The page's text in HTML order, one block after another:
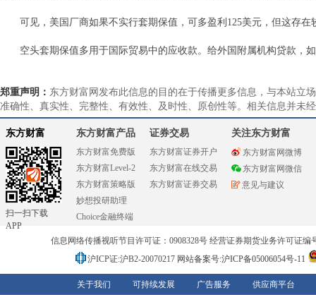
可见，美国厂商如果不实行套期保值，可多盈利125美元，但这存
空头套期保值多用于国际贸易中的应收款。给外国附属机构贷款，
郑重声明： 东方财富网发布此信息的目的在于传播更多信息，与本站立
准确性、真实性、完整性、有效性、及时性、原创性等。相关信息并未
东方财富
扫一扫下载
APP
东方财富产品
东方财富免费版
东方财富Level-2
东方财富策略版
妙想投研助理
Choice金融终端
证券交易
东方财富证券开户
东方财富在线交易
东方财富证券交易
关注东方财富
东方财富网微博
东方财富网微信
意见与建议
信息网络传播视听节目许可证：0908328号 经营证券期货业务许可证编
沪ICP证:沪B2-20070217 网站备案号:沪ICP备05006054号-11
关于我们 可持续发展 广告服务 供应商平台